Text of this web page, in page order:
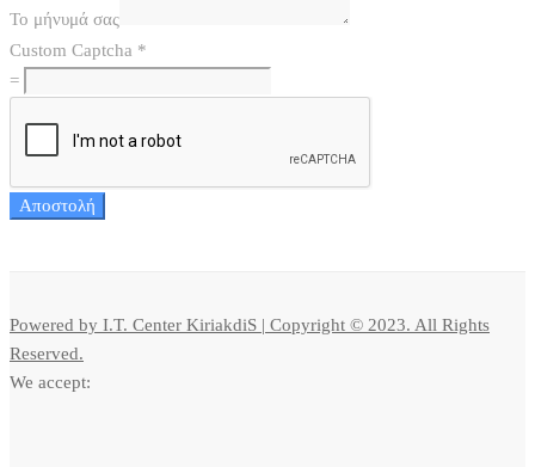
Το μήνυμά σας
Custom Captcha *
=
Αποστολή
Powered by I.T. Center KiriakdiS | Copyright © 2023. All Rights
Reserved.
We accept: